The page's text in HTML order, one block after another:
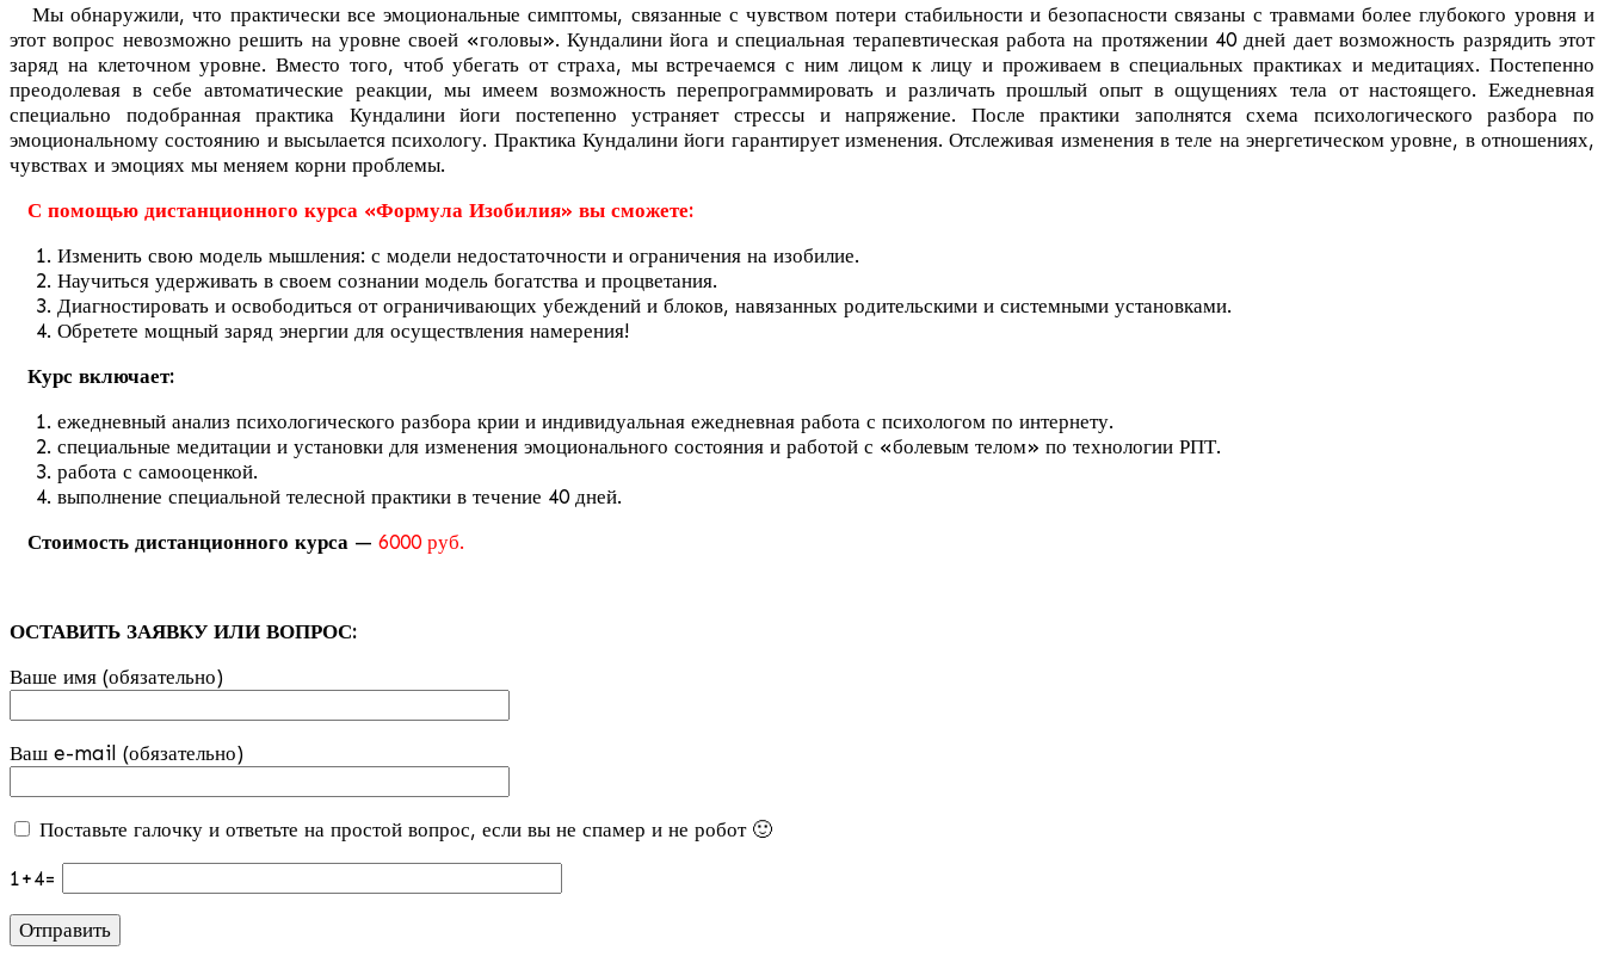
Мы обнаружили, что практически все эмоциональные симптомы, связанные с чувством потери стабильности и безопасности связаны с травмами более глубокого уровня и
этот вопрос невозможно решить на уровне своей «головы». Кундалини йога и специальная терапевтическая работа на протяжении 40 дней дает возможность разрядить этот
заряд на клеточном уровне. Вместо того, чтоб убегать от страха, мы встречаемся с ним лицом к лицу и проживаем в специальных практиках и медитациях. Постепенно
преодолевая в себе автоматические реакции, мы имеем возможность перепрограммировать и различать прошлый опыт в ощущениях тела от настоящего. Ежедневная
специально подобранная практика Кундалини йоги постепенно устраняет стрессы и напряжение. После практики заполнятся схема психологического разбора по
эмоциональному состоянию и высылается психологу. Практика Кундалини йоги гарантирует изменения. Отслеживая изменения в теле на энергетическом уровне, в отношениях,
чувствах и эмоциях мы меняем корни проблемы.
С помощью дистанционного курса «Формула Изобилия» вы сможете:
Изменить свою модель мышления: с модели недостаточности и ограничения на изобилие.
Научиться удерживать в своем сознании модель богатства и процветания.
Диагностировать и освободиться от ограничивающих убеждений и блоков, навязанных родительскими и системными установками.
Обретете мощный заряд энергии для осуществления намерения!
Курс включает:
ежедневный анализ психологического разбора крии и индивидуальная ежедневная работа с психологом по интернету.
специальные медитации и установки для изменения эмоционального состояния и работой с «болевым телом» по технологии РПТ.
работа с самооценкой.
выполнение специальной телесной практики в течение 40 дней.
Стоимость дистанционного курса — 6000 руб.
ОСТАВИТЬ ЗАЯВКУ ИЛИ ВОПРОС:
Ваше имя (обязательно)
Ваш e-mail (обязательно)
Поставьте галочку и ответьте на простой вопрос, если вы не спамер и не робот 🙂
1+4=